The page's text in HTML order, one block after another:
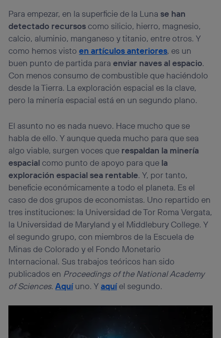
Para empezar, en la superficie de la Lunase han
detectado recursoscomo silicio, hierro, magnesio,
calcio, aluminio, manganeso y titanio, entre otros. Y
como hemos vistoen artículos anteriores, es un
buen punto de partida paraenviar naves al espacio.
Con menos consumo de combustible que haciéndolo
desde la Tierra. La exploración espacial es la clave,
pero la minería espacial está en un segundo plano.
El asunto no es nada nuevo. Hace mucho que se
habla de ello. Y aunque queda mucho para que sea
algo viable, surgen voces que respaldan la minería
espacialcomo punto de apoyo para que la
exploración espacial sea rentable. Y, por tanto,
beneficie económicamente a todo el planeta. Es el
caso de dos grupos de economistas. Uno repartido en
tres instituciones: la Universidad de Tor Roma Vergata,
la Universidad de Maryland y el Middlebury College. Y
el segundo grupo, con miembros de la Escuela de
Minas de Colorado y el Fondo Monetario
Internacional. Sus trabajos teóricos han sido
publicados en Proceedings of the National Academy
of Sciences.Aquíuno. Yaquíel segundo.